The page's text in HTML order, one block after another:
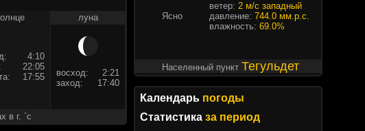
луна
4:10
22:05
17:55 восход:
2:21
заход:
17:40
в г. `c
Ясно
ветер: 2 м/с западный
давление: 744.0 мм.р.с.
влажность: 69.0%
Населенный пункт Тегульдет
Календарь погоды
Статистика за период